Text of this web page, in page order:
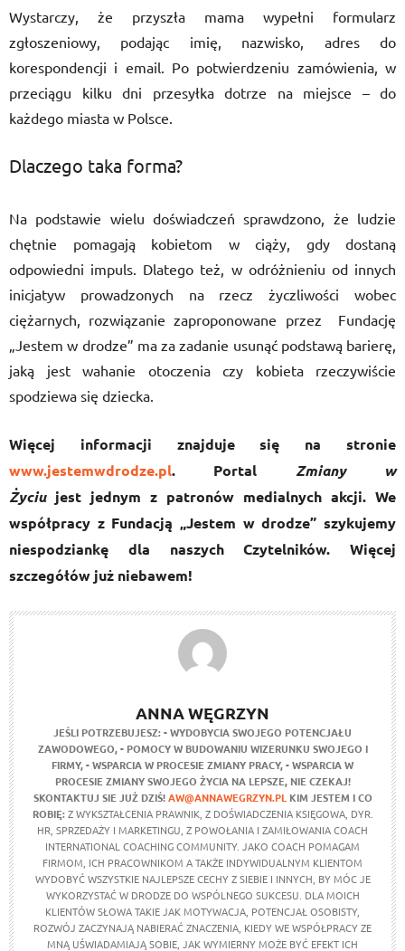
Wystarczy, że przyszła mama wypełni formularz
zgłoszeniowy, podając imię, nazwisko, adres do
korespondencji i email. Po potwierdzeniu zamówienia, w
przeciągu kilku dni przesyłka dotrze na miejsce – do
każdego miasta w Polsce.
Dlaczego taka forma?
Na podstawie wielu doświadczeń sprawdzono, że ludzie
chętnie pomagają kobietom w ciąży, gdy dostaną
odpowiedni impuls. Dlatego też, w odróżnieniu od innych
inicjatyw prowadzonych na rzecz życzliwości wobec
ciężarnych, rozwiązanie zaproponowane przez Fundację
„Jestem w drodze” ma za zadanie usunąć podstawą barierę,
jaką jest wahanie otoczenia czy kobieta rzeczywiście
spodziewa się dziecka.
Więcej informacji znajduje się na stronie
www.jestemwdrodze.pl. Portal Zmiany w
Życiu jest jednym z patronów medialnych akcji. We
współpracy z Fundacją „Jestem w drodze” szykujemy
niespodziankę dla naszych Czytelników. Więcej
szczegółów już niebawem!
ANNA WĘGRZYN
JEŚLI POTRZEBUJESZ:- WYDOBYCIA SWOJEGO POTENCJAŁU
ZAWODOWEGO, - POMOCY W BUDOWANIU WIZERUNKU SWOJEGO I
FIRMY,- WSPARCIA W PROCESIE ZMIANY PRACY,- WSPARCIA W
PROCESIE ZMIANY SWOJEGO ŻYCIA NA LEPSZE, NIE CZEKAJ!
SKONTAKTUJ SIE JUŻ DZIŚ!AW@ANNAWEGRZYN.PL KIM JESTEM I CO
ROBIĘ:Z WYKSZTAŁCENIA PRAWNIK, Z DOŚWIADCZENIA KSIĘGOWA, DYR.
HR, SPRZEDAŻY I MARKETINGU, Z POWOŁANIA I ZAMIŁOWANIA COACH
INTERNATIONAL COACHING COMMUNITY. JAKO COACH POMAGAM
FIRMOM, ICH PRACOWNIKOM A TAKŻE INDYWIDUALNYM KLIENTOM
WYDOBYĆ WSZYSTKIE NAJLEPSZE CECHY Z SIEBIE I INNYCH, BY MÓC JE
WYKORZYSTAĆ W DRODZE DO WSPÓLNEGO SUKCESU. DLA MOICH
KLIENTÓW SŁOWA TAKIE JAK MOTYWACJA, POTENCJAŁ OSOBISTY,
ROZWÓJ ZACZYNAJĄ NABIERAĆ ZNACZENIA, KIEDY WE WSPÓŁPRACY ZE
MNĄ UŚWIADAMIAJĄ SOBIE, JAK WYMIERNY MOŻE BYĆ EFEKT ICH